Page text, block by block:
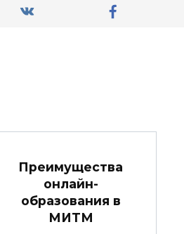
Преимущества
онлайн-
образования в
МИТМ